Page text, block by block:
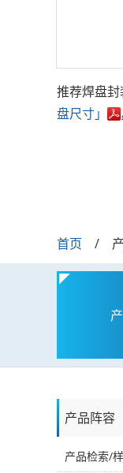
推荐焊盘
盘尺寸」
首页
产品阵容
产品检索/